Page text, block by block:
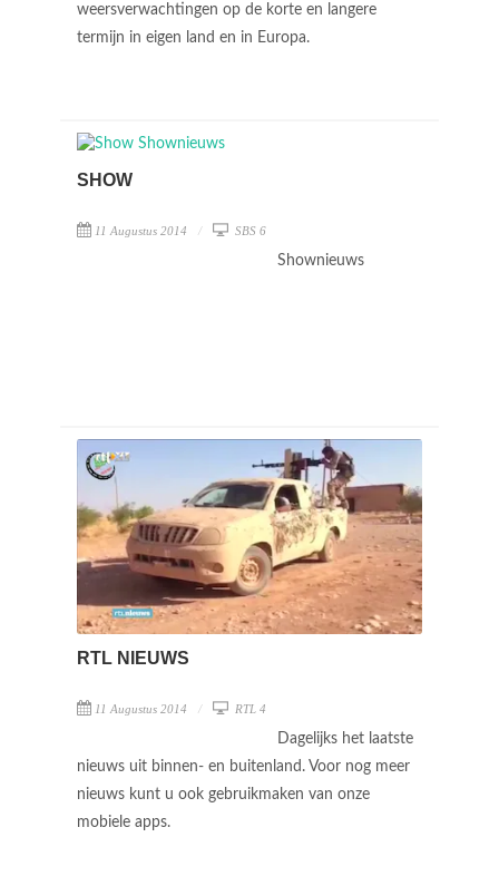
weersverwachtingen op de korte en langere
termijn in eigen land en in Europa.
SHOW
11 Augustus 2014 SBS 6
Shownieuws
RTL NIEUWS
11 Augustus 2014 RTL 4
Dagelijks het laatste
nieuws uit binnen- en buitenland. Voor nog meer
nieuws kunt u ook gebruikmaken van onze
mobiele apps.